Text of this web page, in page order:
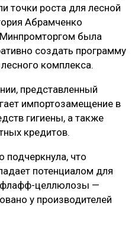
точки роста для лесной
Абрамченко
Минпромторгом была
создать программу
комплекса.
представленный
импортозамещение в
гигиены, а также
кредитов.
подчеркнула, что
потенциалом для
флафф-целлюлозы —
у производителей